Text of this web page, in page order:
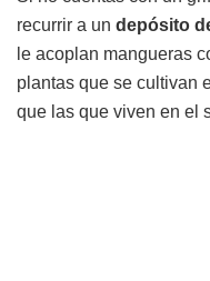
recurrir a un depósito
le acoplan mangueras
plantas que se cultivan
que las que viven en el